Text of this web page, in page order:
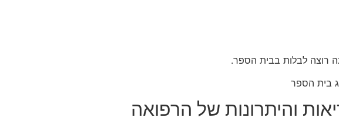
רוצה לבלות בבית הספר.
בית הספר
והיתרונות של הרפואה